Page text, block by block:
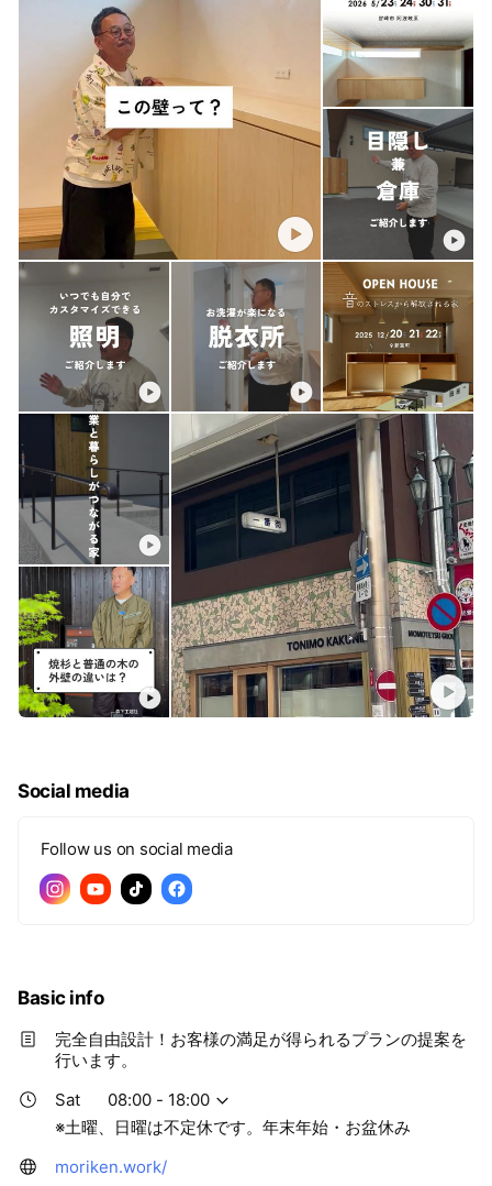
Social media
Follow us on social media
Basic info
完全自由設計！お客様の満足が得られるプランの提案を
行います。
Sat
08:00 - 18:00
※土曜、日曜は不定休です。年末年始・お盆休み
moriken.work/